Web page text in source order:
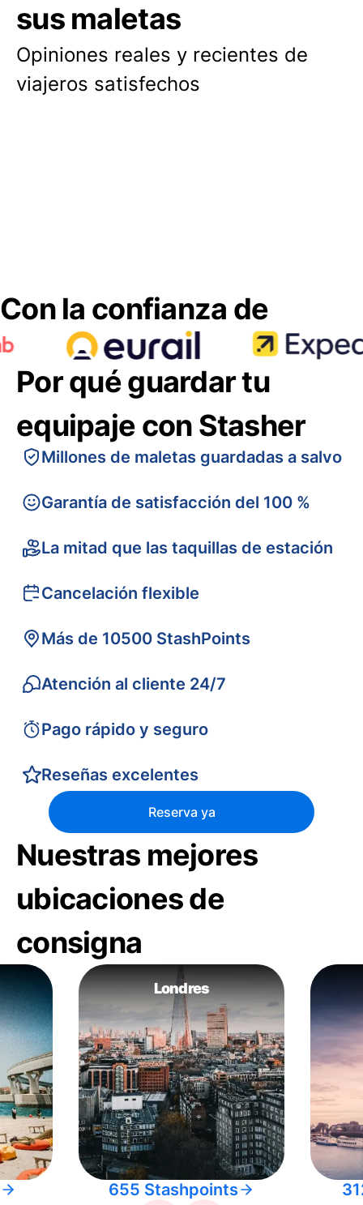
sus maletas
Opiniones reales y recientes de
viajeros satisfechos
Con la confianza de
Por qué guardar tu
equipaje con Stasher
Millones de maletas guardadas a salvo
Garantía de satisfacción del 100 %
La mitad que las taquillas de estación
Cancelación flexible
Más de 10500 StashPoints
Atención al cliente 24/7
Pago rápido y seguro
Reseñas excelentes
Reserva ya
Nuestras mejores
ubicaciones de
consigna
Londres
655 Stashpoints